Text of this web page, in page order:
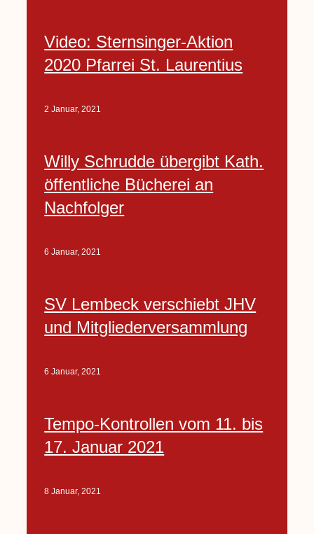
Video: Sternsinger-Aktion
2020 Pfarrei St. Laurentius
2 Januar, 2021
Willy Schrudde übergibt Kath.
öffentliche Bücherei an
Nachfolger
6 Januar, 2021
SV Lembeck verschiebt JHV
und Mitgliederversammlung
6 Januar, 2021
Tempo-Kontrollen vom 11. bis
17. Januar 2021
8 Januar, 2021